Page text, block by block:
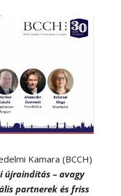
Kamara (BCCH)
újraindítás – avagy
partnerek és friss